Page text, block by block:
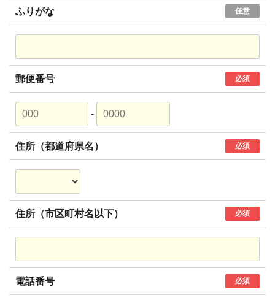
ふりがな 任意
郵便番号 必須
-
住所（都道府県名） 必須
住所（市区町村名以下） 必須
電話番号 必須